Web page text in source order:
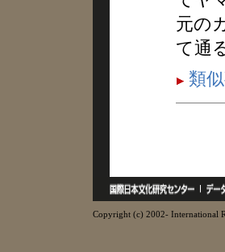
元の
て通
類
Copyright (c) 2002- International